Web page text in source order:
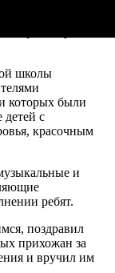
школы
которых были
с
красочным
и
ребят.
поздравил
прихожан за
и вручил им